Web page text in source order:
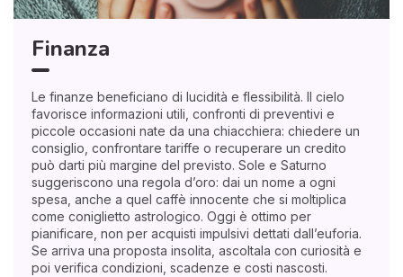
Finanza
Le finanze beneficiano di lucidità e flessibilità. Il cielo
favorisce informazioni utili, confronti di preventivi e
piccole occasioni nate da una chiacchiera: chiedere un
consiglio, confrontare tariffe o recuperare un credito
può darti più margine del previsto. Sole e Saturno
suggeriscono una regola d’oro: dai un nome a ogni
spesa, anche a quel caffè innocente che si moltiplica
come coniglietto astrologico. Oggi è ottimo per
pianificare, non per acquisti impulsivi dettati dall’euforia.
Se arriva una proposta insolita, ascoltala con curiosità e
poi verifica condizioni, scadenze e costi nascosti.